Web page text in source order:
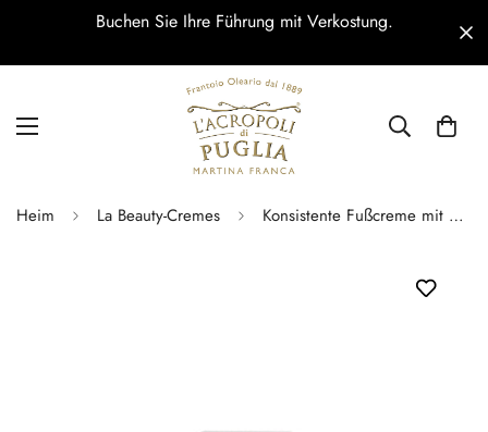
Buchen Sie Ihre Führung mit Verkostung.
Heim La Beauty-Cremes Konsistente Fußcreme mit nativem Olivenöl extra 75 ml